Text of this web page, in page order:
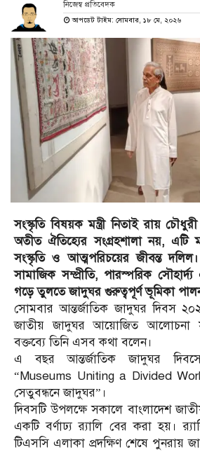
নিজেস্ব প্রতিবেদক
আপডেট টাইম: সোমবার, ১৮ মে, ২০২৬
সংস্কৃতি বিষয়ক মন্ত্রী নিতাই রায়
অতীত ঐতিহ্যের সংগ্রহশালা নয়, এটি
সংস্কৃতি ও আত্মপরিচয়ের জীবন্ত দলিল।
সামাজিক সম্প্রীতি, পারস্পরিক
গড়ে তুলতে জাদুঘর গুরুত্বপূর্ণ ভূমিকা
সোমবার আন্তর্জাতিক জাদুঘর দিবস
জাতীয় জাদুঘর আয়োজিত আলোচনা
বক্তব্যে তিনি এসব কথা বলেন।
এ বছর আন্তর্জাতিক জাদুঘর
“Museums Uniting a Divided
সেতুবন্ধনে জাদুঘর”।
দিবসটি উপলক্ষে সকালে বাংলাদেশ
একটি বর্ণাঢ্য র‍্যালি বের করা হয়।
টিএসসি এলাকা প্রদক্ষিণ শেষে পুনরায়